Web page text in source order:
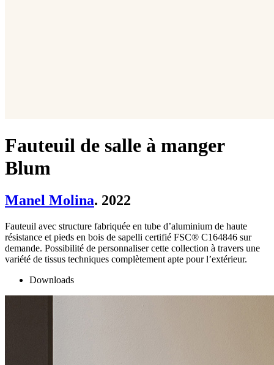
Fauteuil de salle à manger
Blum
Manel Molina. 2022
Fauteuil avec structure fabriquée en tube d’aluminium de haute
résistance et pieds en bois de sapelli certifié FSC® C164846 sur
demande. Possibilité de personnaliser cette collection à travers une
variété de tissus techniques complètement apte pour l’extérieur.
Downloads